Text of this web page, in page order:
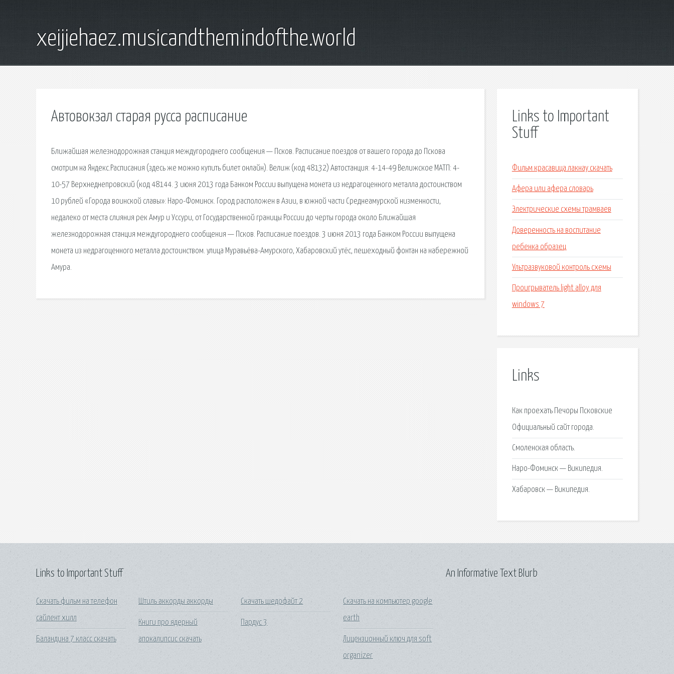
xeijiehaez.musicandthemindofthe.world
Автовокзал старая русса расписание
Ближайшая железнодорожная станция междугороднего сообщения — Псков. Расписание поездов от вашего города до Пскова
смотрим на Яндекс.Расписания (здесь же можно купить билет онлайн). Велиж (код 48132) Автостанция: 4-14-49 Велижское МАТП: 4-
10-57 Верхнеднепровский (код 48144. 3 июня 2013 года Банком России выпущена монета из недрагоценного металла достоинством
10 рублей «Города воинской славы»: Наро-Фоминск. Город расположен в Азии, в южной части Среднеамурской низменности,
недалеко от места слияния рек Амур и Уссури, от Государственной границы России до черты города около Ближайшая
железнодорожная станция междугороднего сообщения — Псков. Расписание поездов. 3 июня 2013 года Банком России выпущена
монета из недрагоценного металла достоинством. улица Муравьёва-Амурского, Хабаровский утёс, пешеходный фонтан на набережной
Амура.
Links to Important
Stuff
Фильм красавица лакнау скачать
Афера или афера словарь
Электрические схемы трамваев
Доверенность на воспитание
ребенка образец
Ультразвуковой контроль схемы
Проигрыватель light alloy для
windows 7
Links
Как проехать Печоры Псковские
Официальный сайт города.
Смоленская область.
Наро-Фоминск — Википедия.
Хабаровск — Википедия.
Links to Important Stuff
Скачать фильм на телефон
сайлент хилл
Баландина 7 класс скачать
Штиль аккорды аккорды
Книги про ядерный
апокалипсис скачать
Скачать шедофайт 2
Пардус 3
Скачать на компьютер google
earth
Лицензионный ключ для soft
organizer
An Informative Text Blurb